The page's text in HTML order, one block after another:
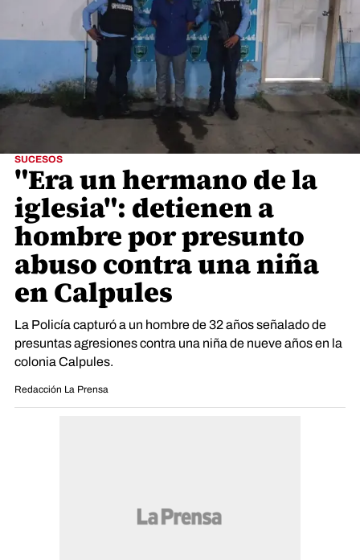
SUCESOS
"Era un hermano de la
iglesia": detienen a
hombre por presunto
abuso contra una niña
en Calpules
La Policía capturó a un hombre de 32 años señalado de
presuntas agresiones contra una niña de nueve años en la
colonia Calpules.
Redacción La Prensa